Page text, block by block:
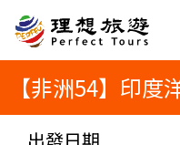
深入留尼旺的火山地景與葛摩的香料花園，完成一生一
【非洲54】印